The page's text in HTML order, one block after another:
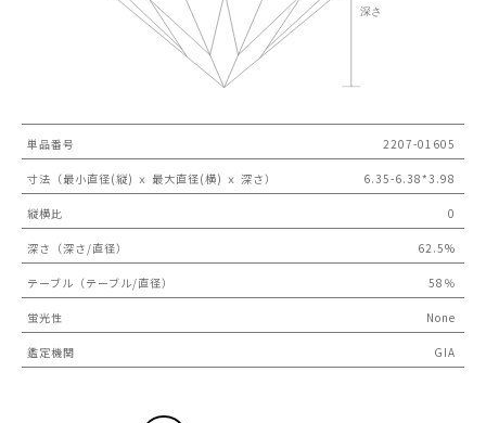
単品番号 2207-01605
寸法（最小直径(縦) ｘ 最大直径(横) ｘ 深さ） 6.35-6.38*3.98
縦横比 0
深さ（深さ/直径） 62.5%
テーブル（テーブル/直径） 58％
蛍光性 None
鑑定機関 GIA